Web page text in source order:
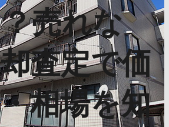
売れな
査定で価
相場を知